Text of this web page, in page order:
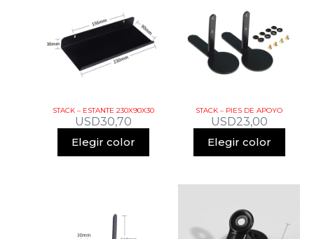
STACK – ESTANTE 230X90X30
USD30,70
Elegir color
STACK – PIES DE APOYO
USD23,00
Elegir color